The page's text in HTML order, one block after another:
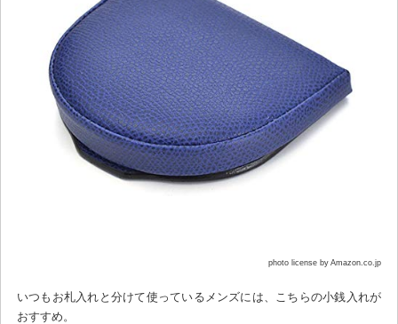
photo license by Amazon.co.jp
いつもお札入れと分けて使っているメンズには、こちらの小銭入れが
おすすめ。